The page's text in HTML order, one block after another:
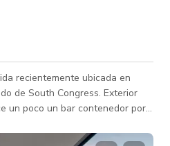
recientemente ubicada en
de South Congress. Exterior
un poco un bar contenedor por
privada en Austin, no una casa